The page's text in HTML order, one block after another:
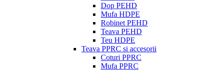
Dop PEHD
Mufa HDPE
Robinet PEHD
Teava PEHD
Teu HDPE
Teava PPRC si accesorii
Coturi PPRC
Mufa PPRC